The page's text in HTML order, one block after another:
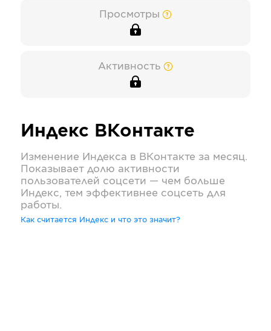
Просмотры
Активность
Индекс ВКонтакте
Изменение Индекса в ВКонтакте за месяц.
Показывает долю активности
пользователей соцсети — чем больше
Индекс, тем эффективнее соцсеть для
работы.
Как считается Индекс и что это значит?